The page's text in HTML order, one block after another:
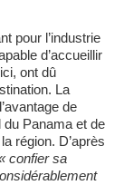
d’accueillir
ont dû
La
de
du Panama et de
région. D’après
confier sa